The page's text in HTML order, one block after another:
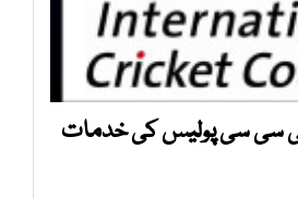
2015 آئی سی سی پولیس کی خدمات